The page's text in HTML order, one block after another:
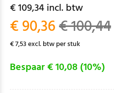
€ 109,34 incl. btw
€ 90,36€ 100,44
€ 7,53 excl. btw per stuk
Bespaar € 10,08 (10%)